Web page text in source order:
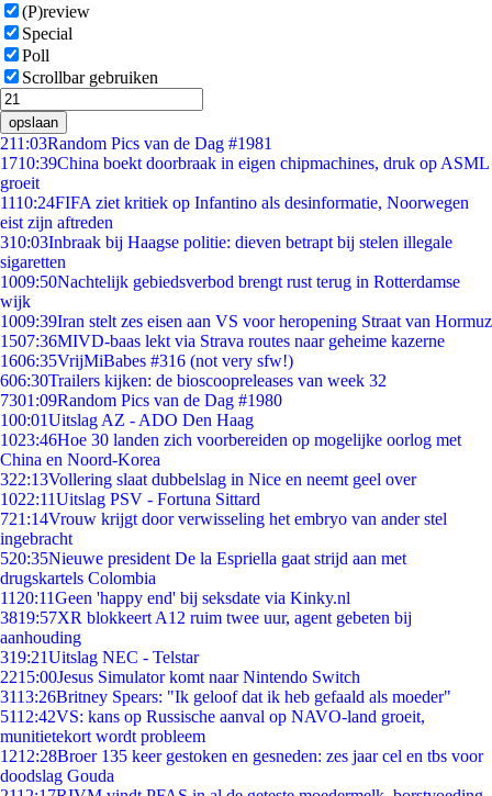
(P)review
Special
Poll
Scrollbar gebruiken
opslaan
211:03Random Pics van de Dag #1981
1710:39China boekt doorbraak in eigen chipmachines, druk op ASML
groeit
1110:24FIFA ziet kritiek op Infantino als desinformatie, Noorwegen
eist zijn aftreden
310:03Inbraak bij Haagse politie: dieven betrapt bij stelen illegale
sigaretten
1009:50Nachtelijk gebiedsverbod brengt rust terug in Rotterdamse
wijk
1009:39Iran stelt zes eisen aan VS voor heropening Straat van Hormuz
1507:36MIVD-baas lekt via Strava routes naar geheime kazerne
1606:35VrijMiBabes #316 (not very sfw!)
606:30Trailers kijken: de bioscoopreleases van week 32
7301:09Random Pics van de Dag #1980
100:01Uitslag AZ - ADO Den Haag
1023:46Hoe 30 landen zich voorbereiden op mogelijke oorlog met
China en Noord-Korea
322:13Vollering slaat dubbelslag in Nice en neemt geel over
1022:11Uitslag PSV - Fortuna Sittard
721:14Vrouw krijgt door verwisseling het embryo van ander stel
ingebracht
520:35Nieuwe president De la Espriella gaat strijd aan met
drugskartels Colombia
11 20:11Geen 'happy end' bij seksdate via Kinky.nl
3819:57XR blokkeert A12 ruim twee uur, agent gebeten bij
aanhouding
319:21Uitslag NEC - Telstar
2215:00Jesus Simulator komt naar Nintendo Switch
3113:26Britney Spears: "Ik geloof dat ik heb gefaald als moeder"
5112:42VS: kans op Russische aanval op NAVO-land groeit,
munitietekort wordt probleem
1212:28Broer 135 keer gestoken en gesneden: zes jaar cel en tbs voor
doodslag Gouda